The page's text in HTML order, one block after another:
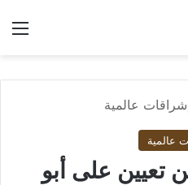
عالمية
عالمية
تعيين على أبو